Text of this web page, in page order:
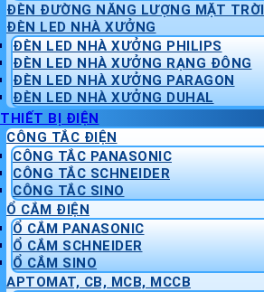
ĐÈN ĐƯỜNG NĂNG LƯỢNG MẶT TRỜI
ĐÈN LED NHÀ XƯỞNG
ĐÈN LED NHÀ XƯỞNG PHILIPS
ĐÈN LED NHÀ XƯỞNG RẠNG ĐÔNG
ĐÈN LED NHÀ XƯỞNG PARAGON
ĐÈN LED NHÀ XƯỞNG DUHAL
THIẾT BỊ ĐIỆN
CÔNG TẮC ĐIỆN
CÔNG TẮC PANASONIC
CÔNG TẮC SCHNEIDER
CÔNG TẮC SINO
Ổ CẮM ĐIỆN
Ổ CẮM PANASONIC
Ổ CẮM SCHNEIDER
Ổ CẮM SINO
APTOMAT, CB, MCB, MCCB